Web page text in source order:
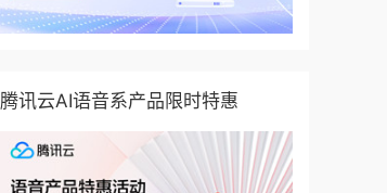
腾讯云AI语音系产品限时特惠